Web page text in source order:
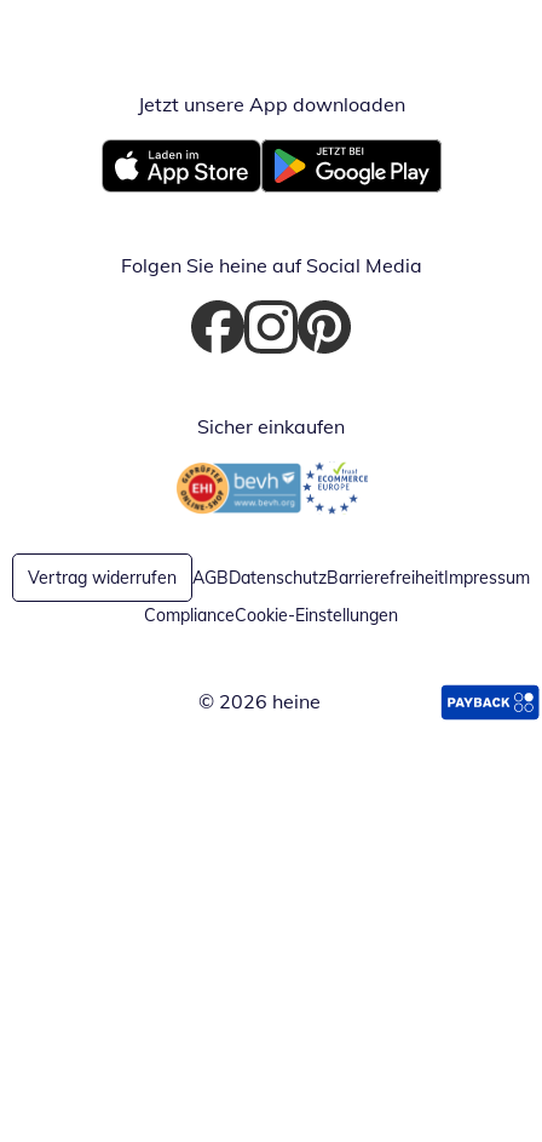
Jetzt unsere App downloadenÖffnet in
Öffnet in neuem FensterÖffnet in neuem Fenster
Folgen Sie heine auf Social Media
Öffnet in neuem Fenster
Öffnet in neuem Fenster
Öffnet in neuem Fenster
Sicher einkaufen
Öffnet in neuem FensterÖffnet in neuem Fenster
Vertrag widerrufen AGBDatenschutzBarrierefreiheitImpressum
ComplianceCookie-Einstellungen
© 2026 heine